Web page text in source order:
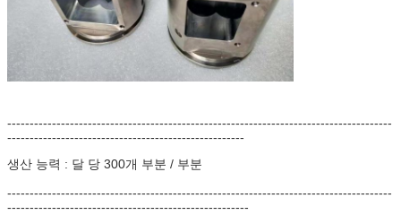
--------------------------------------------------------------------------------------
-----------------------------------------------------
생산 능력 : 달 당 300개 부분 / 부분
--------------------------------------------------------------------------------------
------------------------------------------------------